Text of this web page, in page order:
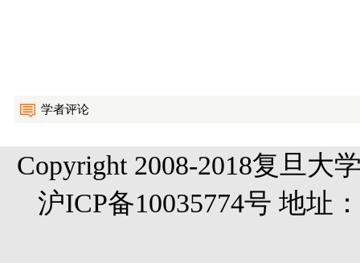
学者评论
Copyright 2008-2018复旦大
沪ICP备10035774号 地址